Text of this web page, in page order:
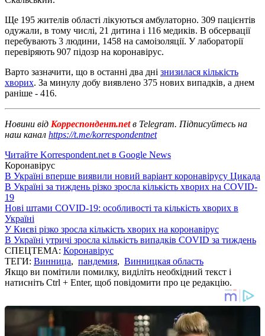
Ще 195 жителів області лікуються амбулаторно. 309 пацієнтів
одужали, в тому числі, 21 дитина і 116 медиків. В обсервації
перебувають 3 людини, 1458 на самоізоляції. У лабораторії
перевіряють 907 підозр на коронавірус.
Варто зазначити, що в останні два дні знизилася кількість
хворих. За минулу добу виявлено 375 нових випадків, а днем ​​
раніше - 416.
Новини від Корреспондент.netв Telegram. Підписуйтесь на
наш канал https://t.me/korrespondentnet
Читайте Korrespondent.net в Google News
Коронавірус
В Україні вперше виявили новий варіант коронавірусу Цикада
В Україні за тиждень різко зросла кількість хворих на COVID-
19
Нові штами COVID-19: особливості та кількість хворих в
Україні
У Києві різко зросла кількість хворих на коронавірус
В Україні утричі зросла кількість випадків COVID за тиждень
СПЕЦТЕМА: Коронавірус
ТЕГИ: Винница, пандемия, Винницкая область
Якщо ви помітили помилку, виділіть необхідний текст і
натисніть Ctrl + Enter, щоб повідомити про це редакцію.